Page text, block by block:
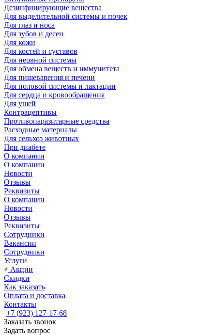
Дезинфицирующие вещества
Для выделительной системы и почек
Для глаз и носа
Для зубов и десен
Для кожи
Для костей и суставов
Для нервной системы
Для обмена веществ и иммунитета
Для пищеварения и печени
Для половой системы и лактации
Для сердца и кровообращения
Для ушей
Контрацептивы
Противопаразитарные средства
Расходные материалы
Для сельхоз животных
При диабете
О компании
О компании
Новости
Отзывы
Реквизиты
О компании
Новости
Отзывы
Реквизиты
Сотрудники
Вакансии
Сотрудники
Услуги
Акции
Скидки
Как заказать
Оплата и доставка
Контакты
+7 (923) 127-17-68
Заказать звонок
Задать вопрос